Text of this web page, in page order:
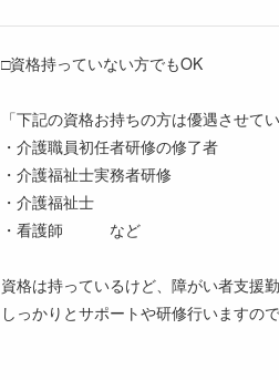
□資格持っていない方でもOK
「下記の資格お持ちの方は優遇させて
・介護職員初任者研修の修了者
・介護福祉士実務者研修
・介護福祉士
・看護師 など
資格は持っているけど、障がい者支援
しっかりとサポートや研修行いますの